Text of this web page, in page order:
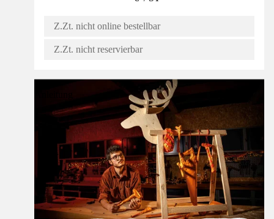
Z.Zt. nicht online bestellbar
Z.Zt. nicht reservierbar